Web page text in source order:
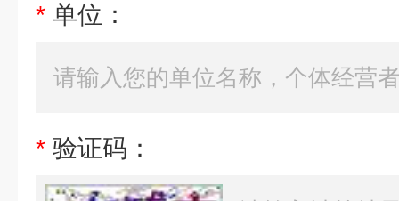
* 单位：
* 验证码：